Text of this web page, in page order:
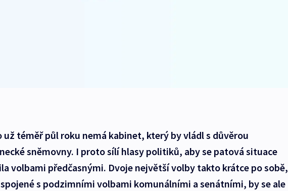
už téměř půl roku nemá kabinet, který by vládl s důvěrou
sněmovny. I proto sílí hlasy politiků, aby se patová situace
volbami předčasnými. Dvoje největší volby takto krátce po sobě,
s podzimními volbami komunálními a senátními, by se ale